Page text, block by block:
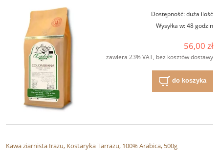
Dostępność:duża ilość
Wysyłka w:48 godzin
56,00 zł
zawiera 23% VAT, bez kosztów dostawy
do koszyka
Kawa ziarnista Irazu, Kostaryka Tarrazu, 100% Arabica, 500g